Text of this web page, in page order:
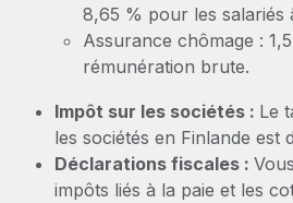
8,65 % pour les salariés
Assurance chômage :
rémunération brute.
Impôt sur les sociétés : Le
les sociétés en Finlande est
Déclarations fiscales :
impôts liés à la paie et les